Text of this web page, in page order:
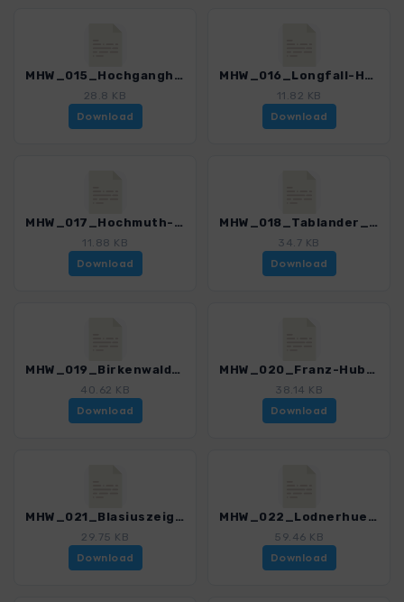
MHW_015_Hochganghaus-Giggelberg.gpx
28.8 KB
Download
MHW_016_Longfall-Huchmuth-Seilbahn.gpx
11.82 KB
Download
MHW_017_Hochmuth-Vellau.gpx
11.88 KB
Download
MHW_018_Tablander_Alm-Partschins.gpx
34.7 KB
Download
MHW_019_Birkenwald-Lodnerhuette.gpx
40.62 KB
Download
MHW_020_Franz-Huber-Steig.gpx
38.14 KB
Download
MHW_021_Blasiuszeiger.gpx
29.75 KB
Download
MHW_022_Lodnerhuette-Katharinaberg.gpx
59.46 KB
Download